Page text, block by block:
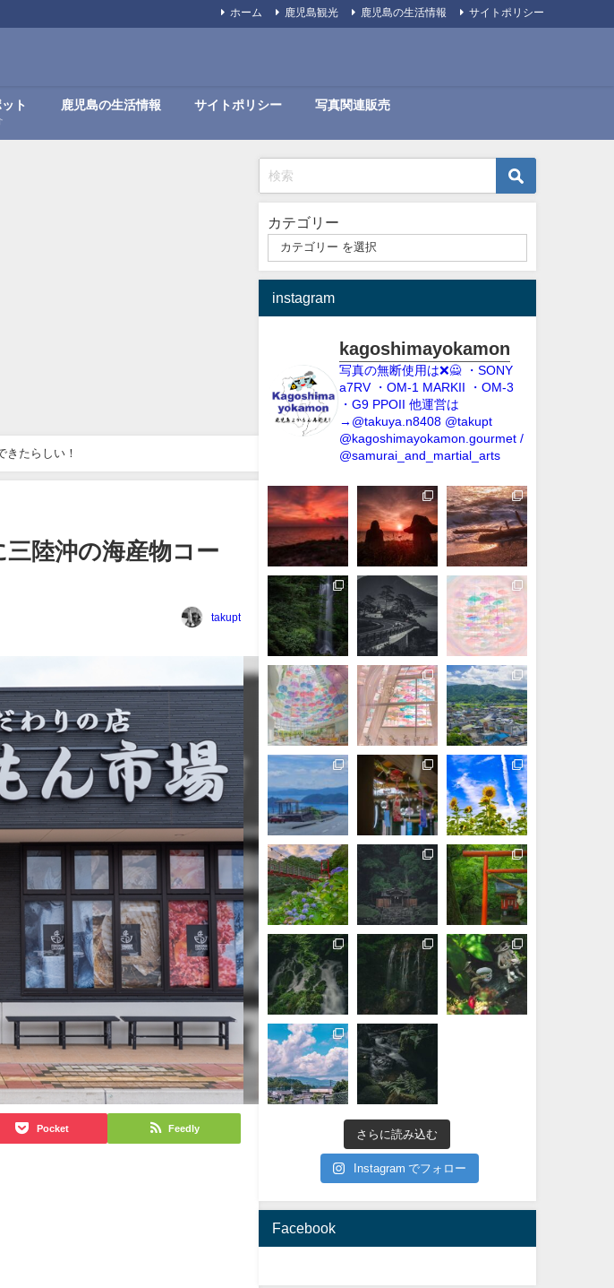
ホーム 鹿児島観光 鹿児島の生活情報 サイトポリシー
ト 鹿児島の生活情報 サイトポリシー 写真関連販売
きたらしい！
陸沖の海産物コー
takupt
Pocket Feedly
カテゴリー
instagram
kagoshimayokamon
写真の無断使用は❌️🙅・SONY
a7RV・OM-1 MARKII
・OM-3
・G9 PPOII
他運営は
→@takuya.n8408 @takupt
@kagoshimayokamon.gourmet /
@samurai_and_martial_arts
さらに読み込む
Instagram でフォロー
Facebook